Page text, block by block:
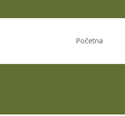
Početna